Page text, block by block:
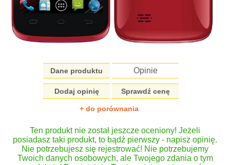
Dane produktu Opinie
Dodaj opinię Sprawdź cenę
+ do porównania
Ten produkt nie został jeszcze oceniony! Jeżeli
posiadasz taki produkt, to bądź pierwszy - napisz opinię.
Nie potrzebujesz się rejestrować! Nie potrzebujemy
Twoich danych osobowych, ale Twojego zdania o tym